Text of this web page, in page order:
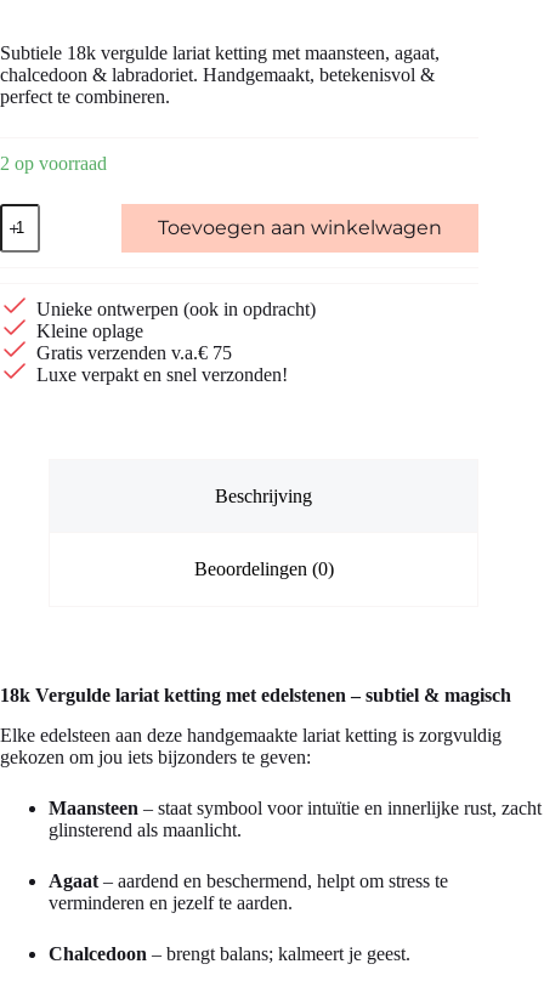
Subtiele 18k vergulde lariat ketting met maansteen, agaat,
chalcedoon & labradoriet. Handgemaakt, betekenisvol &
perfect te combineren.
2 op voorraad
Vergulde
lariat
ketting
edelstenen
aantal
Toevoegen aan winkelwagen
Unieke ontwerpen (ook in opdracht)
Kleine oplage
Gratis verzenden v.a.€ 75
Luxe verpakt en snel verzonden!
Beschrijving
Beoordelingen (0)
18k Vergulde lariat ketting met edelstenen – subtiel & magisch
Elke edelsteen aan deze handgemaakte lariat ketting is zorgvuldig
gekozen om jou iets bijzonders te geven:
Maansteen – staat symbool voor intuïtie en innerlijke rust, zacht
glinsterend als maanlicht.
Agaat – aardend en beschermend, helpt om stress te
verminderen en jezelf te aarden.
Chalcedoon – brengt balans; kalmeert je geest.